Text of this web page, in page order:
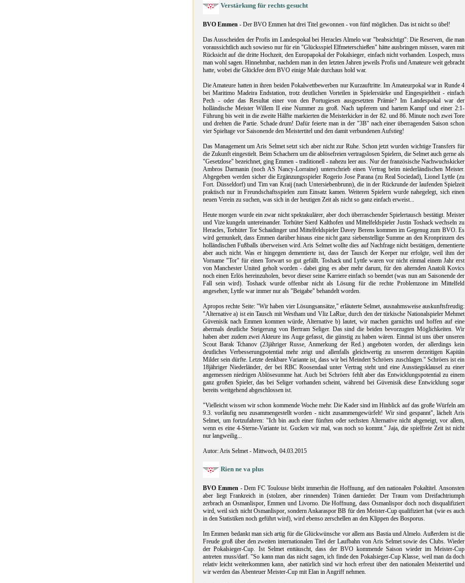
Verstärkung für rechts gesucht
BVO Emmen - Der BVO Emmen hat drei Titel gewonnen - von fünf möglichen. Das ist nicht so übel!
Das Ausscheiden der Profis im Landespokal bei Heracles Almelo war "beabsichtigt": Die Reserven, die man
voraussichtlich auch sowieso nur für ein "Glücksspiel Elfmeterschießen" hätte ausbringen müssen, waren mit
Rücksicht auf die dritte Hochzeit, den Europapokal der Pokalsieger, einfach nicht vorhanden. Lospech, muss
man wohl sagen. Hinnehmbar, nachdem man in den letzten Jahren jeweils Profis und Amateure weit gebracht
hatte, wobei die Glückfee dem BVO einige Male durchaus hold war.
Die Amateure hatten in ihren beiden Pokalwettbewerben nur Kurzauftritte. Im Amateurpokal war in Runde 4
bei Maritimo Madeira Endstation, trotz deutlichen Vorteilen in Spielerstärke und Eingespieltheit - einfach
Pech - oder das Resultat einer von den Portugiesen ausgesetzten Prämie? Im Landespokal war der
holländische Meister Willem II eine Nummer zu groß. Nach tapferem und hartem Kampf und einer 2:1-
Führung bis weit in die zweite Hälfte markierten die Meisterkicker in der 82. und 86. Minute noch zwei Tore
und drehten die Partie. Schade drum! Dafür feierte man in der "3B" nach einer überragenden Saison schon
vier Spieltage vor Saisonende den Meistertitel und den damit verbundenen Aufstieg!
Das Management um Aris Selmet setzt sich aber nicht zur Ruhe. Schon jetzt wurden wichtige Transfers für
die Zukunft eingestielt. Beim Schachern um die ablösefreien vertragslosen Spielern, die Selmet auch gerne als
"Gesetzlose" bezeichnet, ging Emmen - traditionell - nahezu leer aus. Nur der französische Nachwuchskicker
Ambros Darmanin (noch AS Nancy-Lorraine) unterschrieb einen Vertrag beim niederländischen Meister.
Abgegeben werden sicher die Ergänzungsspieler Rogerio Jose Parana (zu Real Sociedad), Lionel Lyttle (zu
Fort. Düsseldorf) und Tim van Kraij (nach Untersiebenbrunn), die in der Rückrunde der laufenden Spielzeit
praktisch nur in Freundschaftsspielen zum Einsatz kamen. Weiteren Spielern wurde nahegelegt, sich einen
neuen Verein zu suchen, was sich in der heutigen Zeit als nicht so ganz einfach erweist...
Heute morgen wurde ein zwar nicht spektakulärer, aber doch überraschender Spielertausch bestätigt. Meister
und Vize kungeln untereinander. Torhüter Sierd Kalthofen und Mittelfeldspieler Justin Toshack wechseln zu
Heracles, Torhüter Tor Schaidinger und Mittelfeldspieler Davey Berens kommen im Gegenug zum BVO. Es
wird gemunkelt, dass Emmen darüber hinaus eine nicht ganz siebenstellige Summe an den Kronprinzen des
holländischen Fußballs überweisen wird. Aris Selmet wollte dies auf Nachfrage nicht bestätigen, dementierte
aber auch nicht. Was er hingegen dementierte ist, dass der Tausch der Keeper nur erfolgte, weil ihm der
Vorname "Tor" für einen Torwart so gut gefällt. Toshack und Lyttle waren vor nicht einmal einem Jahr erst
von Manchester United geholt worden - dabei ging es aber mehr darum, für den alternden Anatoli Kovics
noch einen Erlös hereinzuholen, bevor dieser seine Karriere einfach so beendet (was nun am Saisonende der
Fall sein wird). Toshack wurde offenbar nicht als Lösung für die rechte Problemzone im Mittelfeld
angesehen; Lyttle war immer nur als "Beigabe" behandelt worden.
Apropos rechte Seite: "Wir haben vier Lösungsansätze," erläuterte Selmet, ausnahmsweise auskunftsfreudig:
"Alternative a) ist ein Tausch mit Westham und Vliz LaRue, durch den der türkische Nationalspieler Mehmet
Güvenisik nach Emmen kommen würde, Alternative b) lautet, wir machen garnichts und hoffen auf eine
abermals deutliche Steigerung von Bertram Seliger. Das sind die beiden bevorzugten Möglichkeiten. Wir
haben aber zudem zwei Akteure ins Auge gefasst, die günstig zu haben wären. Einmal ist uns über unseren
Scout Barak Tchanov (23jähriger Russe, Anmerkung der Red.) angeboten worden, der allerdings kein
deutliches Verbesserungpotential mehr zeigt und allenfalls gleichwertig zu unserem derzeitigen Kapitän
Milder sein dürfte. Letzte denkbare Variante ist, dass wir bei Meindert Schröers zuschlagen." Schröers ist ein
18jähriger Niederländer, der bei RBC Roosendaal unter Vertrag steht und eine Ausstiegsklausel zu einer
angemessen niedrigen Ablösesumme hat. Auch bei Schröers fehlt aber das Entwicklungspotential zu einem
ganz großen Spieler, das bei Seliger vorhanden scheint, während bei Güvenisik diese Entwicklung sogar
bereits weitgehend abgeschlossen ist.
"Vielleicht wissen wir schon kommende Woche mehr. Die Kader sind im Hinblick auf das große Würfeln am
9.3. vorläufig neu zusammengestellt worden - nicht zusammengewürfelt! Wir sind gespannt", lächelt Aris
Selmet, um fortzufahren: "Ich bin auch einer fünften oder sechsten Alternative nicht abgeneigt, vor allem,
wenn es eine 4-Sterne-Variante ist. Gucken wir mal, was noch so kommt." Jaja, die spielfreie Zeit ist nicht
nur langweilig...
Autor: Aris Selmet - Mittwoch, 04.03.2015
Rien ne va plus
BVO Emmen- Dem FC Toulouse bleibt immerhin die Hoffnung, auf den nationalen Pokaltitel. Ansonsten
aber liegt Frankreich in (stolzen, aber rinnenden) Tränen darnieder. Der Traum vom Dreifachtriumph
zerbrach an Osmanlispor, Emmen und Livorno. Die Hoffnung, dass Osmanlispor doch noch disqualifiziert
wird, weil sich nicht Osmanlispor, sondern Ankaraspor BB für den Meister-Cup qualifiziert hat (wie es auch
in den Statistiken noch geführt wird), wird ebenso zerschellen an den Klippen des Bosporus.
Im Emmen bedankt man sich artig für die Glückwünsche vor allem aus Bastia und Almelo. Außerdem ist die
Freude groß über den zweiten internationalen Titel der Laufbahn von Aris Selmet sowie des Clubs. Wieder
der Pokalsieger-Cup. Ist Selmet enttäuscht, dass der BVO kommende Saison wieder im Meister-Cup
antreten muss/darf. "So kann man das nicht sagen, ich finde den Pokalsieger-Cup Klasse, weil man da doch
relativ leicht weiterkommen kann, aber natürlich sind wir hoch erfreut über den nationalen Meistertitel und
wir werden das Abenteuer Meister-Cup mit Elan in Angriff nehmen.